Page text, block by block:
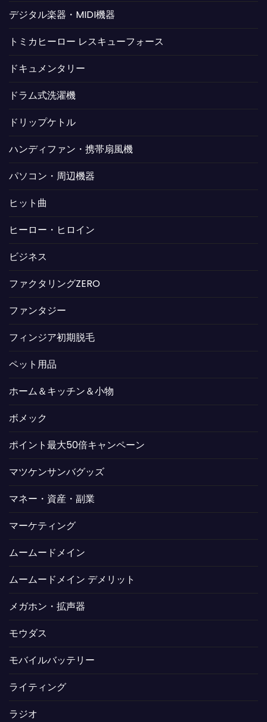
デジタル楽器・MIDI機器
トミカヒーロー レスキューフォース
ドキュメンタリー
ドラム式洗濯機
ドリップケトル
ハンディファン・携帯扇風機
パソコン・周辺機器
ヒット曲
ヒーロー・ヒロイン
ビジネス
ファクタリングZERO
ファンタジー
フィンジア初期脱毛
ペット用品
ホーム＆キッチン＆小物
ボメック
ポイント最大50倍キャンペーン
マツケンサンバグッズ
マネー・資産・副業
マーケティング
ムームードメイン
ムームードメイン デメリット
メガホン・拡声器
モウダス
モバイルバッテリー
ライティング
ラジオ